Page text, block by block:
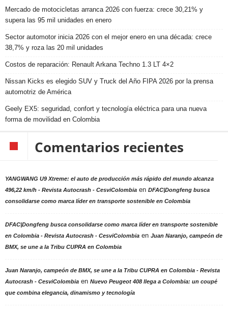
Mercado de motocicletas arranca 2026 con fuerza: crece 30,21% y
supera las 95 mil unidades en enero
Sector automotor inicia 2026 con el mejor enero en una década: crece
38,7% y roza las 20 mil unidades
Costos de reparación: Renault Arkana Techno 1.3 LT 4×2
Nissan Kicks es elegido SUV y Truck del Año FIPA 2026 por la prensa
automotriz de América
Geely EX5: seguridad, confort y tecnología eléctrica para una nueva
forma de movilidad en Colombia
Comentarios recientes
YANGWANG U9 Xtreme: el auto de producción más rápido del mundo alcanza
496,22 km/h - Revista Autocrash - CesviColombia en DFAC|Dongfeng busca
consolidarse como marca líder en transporte sostenible en Colombia
DFAC|Dongfeng busca consolidarse como marca líder en transporte sostenible
en Colombia - Revista Autocrash - CesviColombia en Juan Naranjo, campeón de
BMX, se une a la Tribu CUPRA en Colombia
Juan Naranjo, campeón de BMX, se une a la Tribu CUPRA en Colombia - Revista
Autocrash - CesviColombia en Nuevo Peugeot 408 llega a Colombia: un coupé
que combina elegancia, dinamismo y tecnología